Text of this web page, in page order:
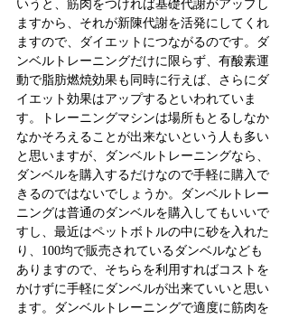
いうと、筋肉をつければ基礎代謝がアップし
ますから、それが新陳代謝を活発にしてくれ
ますので、ダイエットにつながるのです。ダ
ンベルトレーニングだけに限らず、有酸素運
動で脂肪燃焼効果も同時に行えば、さらにダ
イエット効果はアップするといわれていま
す。トレーニングマシンは場所もとるしなか
なかそろえることが出来ないという人も多い
と思いますが、ダンベルトレーニングなら、
ダンベルを購入するだけなので手軽に購入で
きるのではないでしょうか。ダンベルトレー
ニングは普通のダンベルを購入してもいいで
すし、最近はペットボトルの中に砂を入れた
り、100均で販売されているダンベルなども
ありますので、そちらを利用すればコストを
かけずに手軽にダンベルが出来ていいと思い
ます。ダンベルトレーニングで適度に筋肉を